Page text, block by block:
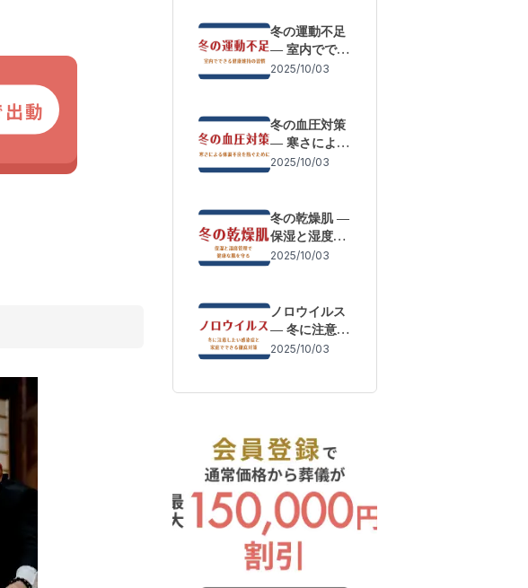
出動
前準備」
冬の運動不足
― 室内ででき
る健康維持の
2025/10/03
冬の血圧対策
― 寒さによる
体調変化を防
2025/10/03
冬の乾燥肌 ―
保湿と湿度管
理で健康な肌
2025/10/03
ノロウイルス
― 冬に注意し
たい感染症と
2025/10/03